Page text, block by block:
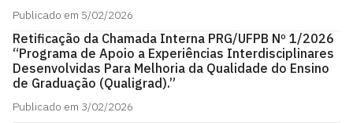
Publicado em 5/02/2026
Retificação da Chamada Interna PRG/UFPB Nº 1/2026
“Programa de Apoio a Experiências Interdisciplinares
Desenvolvidas Para Melhoria da Qualidade do Ensino
de Graduação (Qualigrad).”
Publicado em 3/02/2026